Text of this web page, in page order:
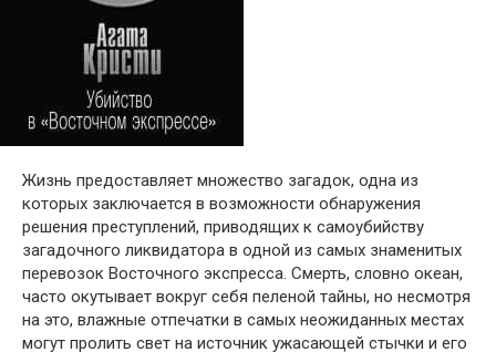
Жизнь предоставляет множество загадок, одна из
которых заключается в возможности обнаружения
решения преступлений, приводящих к самоубийству
загадочного ликвидатора в одной из самых знаменитых
перевозок Восточного экспресса. Смерть, словно океан,
часто окутывает вокруг себя пеленой тайны, но несмотря
на это, влажные отпечатки в самых неожиданных местах
могут пролить свет на источник ужасающей стычки и его